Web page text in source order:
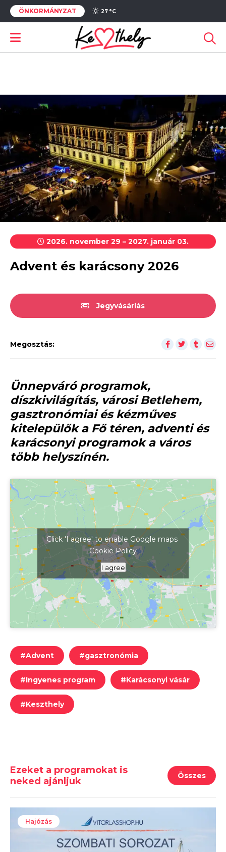
ÖNKORMÁNYZAT 27 °C
2026. november 29 – 2027. január 03.
Advent és karácsony 2026
Jegyvásárlás
Megosztás:
Ünnepváró programok,
díszkivilágítás, városi Betlehem,
gasztronómiai és kézműves
kitelepülők a Fő téren, adventi és
karácsonyi programok a város
több helyszínén.
Kattints ide a térkép megjelenítéséhez
Click 'I agree' to enable Google maps
Cookie Policy
I agree
#Advent #gasztronómia
#Ingyenes program #Karácsonyi vásár
#Keszthely
Ezeket a programokat is
neked ajánljuk
Összes
Hajózás